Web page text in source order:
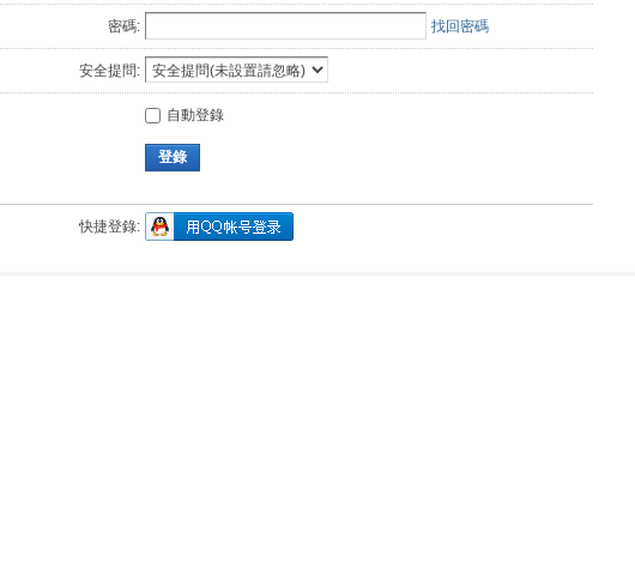
密碼: 找回密碼
安全提問:
自動登錄
登錄
快捷登錄: